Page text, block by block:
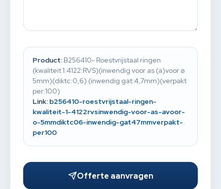
Product: B256410- Roestvrijstaal ringen
(kwaliteit 1.4122:RVS)(inwendig voor as (a)voor ø
5mm)(diktc:0,6) (inwendig gat:4,7mm)(verpakt
per:100)
Link: b256410-roestvrijstaal-ringen-
kwaliteit-1-4122rvsinwendig-voor-as-avoor-
o-5mmdiktc06-inwendig-gat47mmverpakt-
per100
Offerte aanvragen